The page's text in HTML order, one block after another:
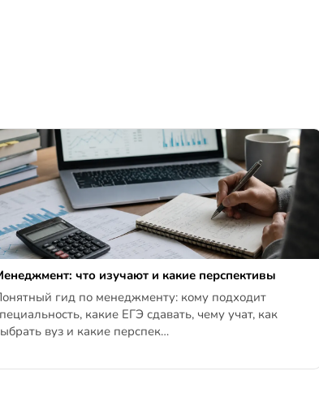
что изучают и какие перспективы
гид по менеджменту: кому подходит
какие ЕГЭ сдавать, чему учат, как
вуз и какие перспек…